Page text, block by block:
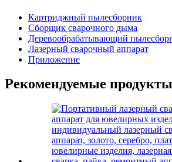
Картриджный пылесборник
Сборщик сварочного дыма
Деревообрабатывающий
Лазерный сварочный аппарат
Приложение
Рекомендуемые продукты